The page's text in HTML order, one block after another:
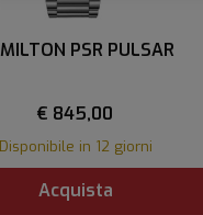
PSR PULSAR
€ 845,00
in 12 giorni
Acquista